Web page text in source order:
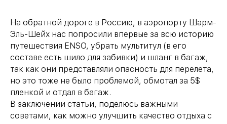
На обратной дороге в Россию, в аэропорту Шарм-
Эль-Шейх нас попросили впервые за всю историю
путешествия ENSO, убрать мультитул (в его
составе есть шило для забивки) и шланг в багаж,
так как они представляли опасность для перелета,
но это тоже не было проблемой, обмотал за 5$
пленкой и отдал в багаж.
В заключении статьи, поделюсь важными
советами, как можно улучшить качество отдыха с